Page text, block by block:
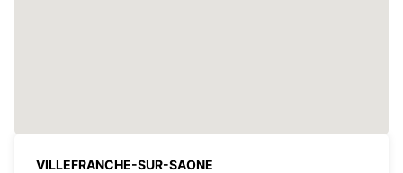
VILLEFRANCHE-SUR-SAONE